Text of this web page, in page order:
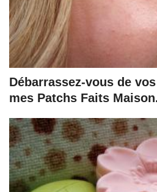
Débarrassez-vous de
mes Patchs Faits